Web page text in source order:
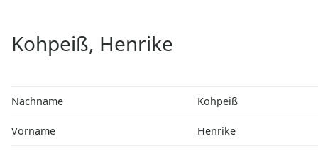
Kohpeiß, Henrike
Nachname Kohpeiß
Vorname Henrike